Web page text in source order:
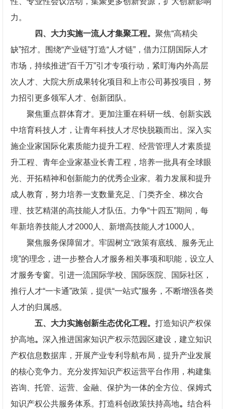
力。
四、大力实施一流人才集聚工程。 聚焦“高精尖
缺”招才。围绕“产业链”打造“人才链”，借力江阴国际人才
市场，持续推进“百千万”引才专项行动，紧盯海内外高层
次人才、大院大所成果转化项目和上市公司募投项目，努
力招引更多领军人才、创新团队。
聚焦重点群体育才。更加注重在科研一线、创新实践
中培育科技人才，让青年科技人才尽快脱颖而出。深入实
施企业家国际化素质能力提升工程、经营管理人才素质提
升工程、青年企业家基业长青工程，培养一批具有全球眼
光、开拓精神和创新能力的优秀企业家。着力发展和提升
成人教育，努力培养一支数量充足、门类齐全、梯次合
理、技艺精湛的高技能人才队伍。力争“十四五”期间，每
年新培养技能人才2000人、新增高技能人才1000人。
聚焦服务保障留才。牢固树立“政策有底线、服务无止
境”的理念，进一步整合人才服务相关事项和职能，设立人
才服务专窗。引进一流国际学校、国际医院、国际社区，
推行人才“一卡通”政策，提供“一站式”服务，不断增强各类
人才的归属感。
五、大力实施创新生态优化工程。 打造知识产权保
护高地。 深入推进国家知识产权示范园区建设，建立知识
产权信息数据库，开展产业专利导航布局，提升产业发展
的核心竞争力。充分发挥知识产权运营平台作用，构建集
咨询、托管、运营、金融、保护为一体的全方位、保姆式
知识产权公共服务体系。打造科创政策扶持高地。 结合科